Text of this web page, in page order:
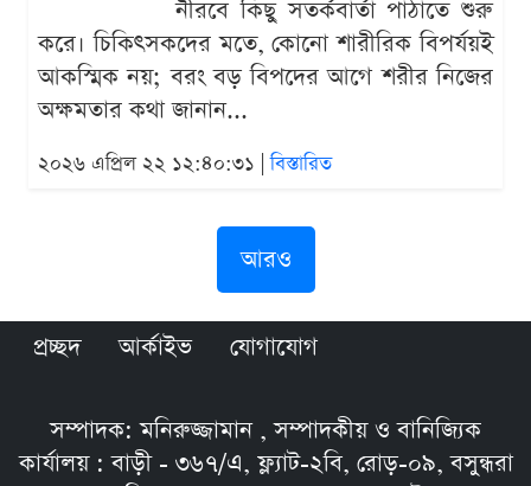
নীরবে কিছু সতর্কবার্তা পাঠাতে শুরু
করে। চিকিৎসকদের মতে, কোনো শারীরিক বিপর্যয়ই
আকস্মিক নয়; বরং বড় বিপদের আগে শরীর নিজের
অক্ষমতার কথা জানান...
২০২৬ এপ্রিল ২২ ১২:৪০:৩১ |বিস্তারিত
আরও
প্রচ্ছদ আর্কাইভ যোগাযোগ
সম্পাদক: মনিরুজ্জামান , সম্পাদকীয় ও বানিজ্যিক
কার্যালয় : বাড়ী - ৩৬৭/এ, ফ্ল্যাট-২বি, রোড়-০৯, বসুন্ধরা